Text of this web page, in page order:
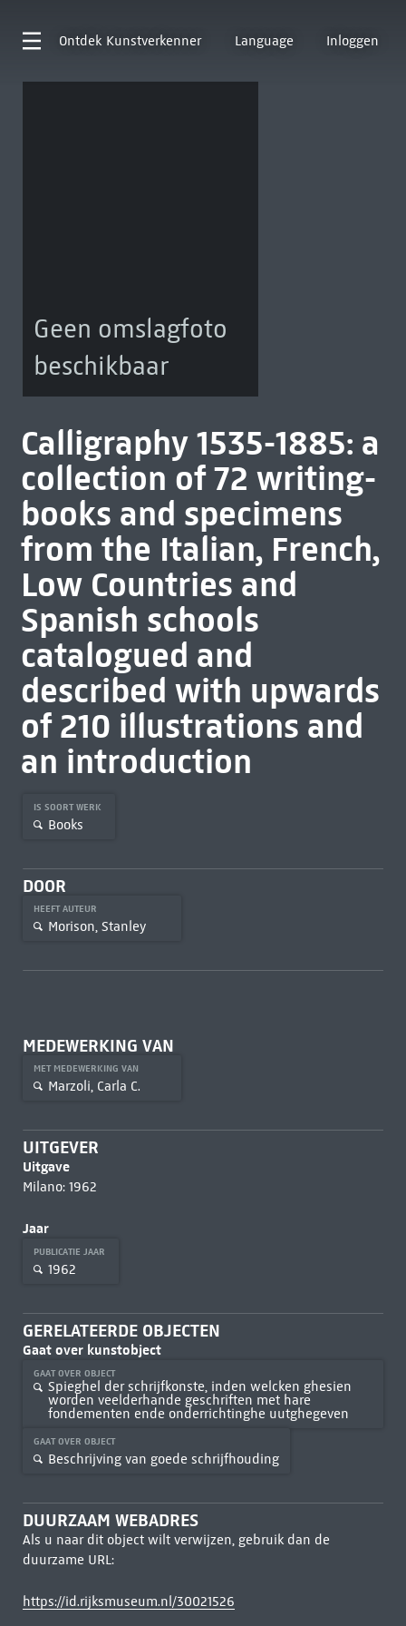
Ontdek Kunstverkenner Language Inloggen
Geen omslagfoto
beschikbaar
Calligraphy 1535-1885: a
collection of 72 writing-
books and specimens
from the Italian, French,
Low Countries and
Spanish schools
catalogued and
described with upwards
of 210 illustrations and
an introduction
IS SOORT WERK
Books
DOOR
HEEFT AUTEUR
Morison, Stanley
MEDEWERKING VAN
MET MEDEWERKING VAN
Marzoli, Carla C.
UITGEVER
Uitgave
Milano: 1962
Jaar
PUBLICATIE JAAR
1962
GERELATEERDE OBJECTEN
Gaat over kunstobject
GAAT OVER OBJECT
Spieghel der schrijfkonste, inden welcken ghesien
worden veelderhande geschriften met hare
fondementen ende onderrichtinghe uutghegeven
GAAT OVER OBJECT
Beschrijving van goede schrijfhouding
DUURZAAM WEBADRES
Als u naar dit object wilt verwijzen, gebruik dan de
duurzame URL:
https://id.rijksmuseum.nl/30021526